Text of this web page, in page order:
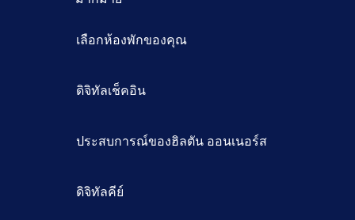
เลือกห้องพักของคุณ
ดิจิทัลเช็คอิน
ประสบการณ์ของฮิลตัน ออนเนอร์ส
ดิจิทัลคีย์